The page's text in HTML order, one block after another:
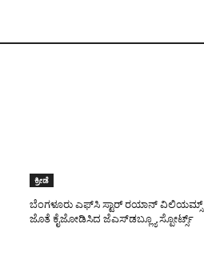
ಕ್ರೀಡೆ
ಬೆಂಗಳೂರು ಎಫ್‌ಸಿ ಸ್ಟಾರ್ ರಯಾನ್ ವಿಲಿಯಮ್ಸ್
ಜೊತೆ ಕೈಜೋಡಿಸಿದ ಜೆಎಸ್‌ಡಬ್ಲ್ಯೂ ಸ್ಪೋರ್ಟ್ಸ್